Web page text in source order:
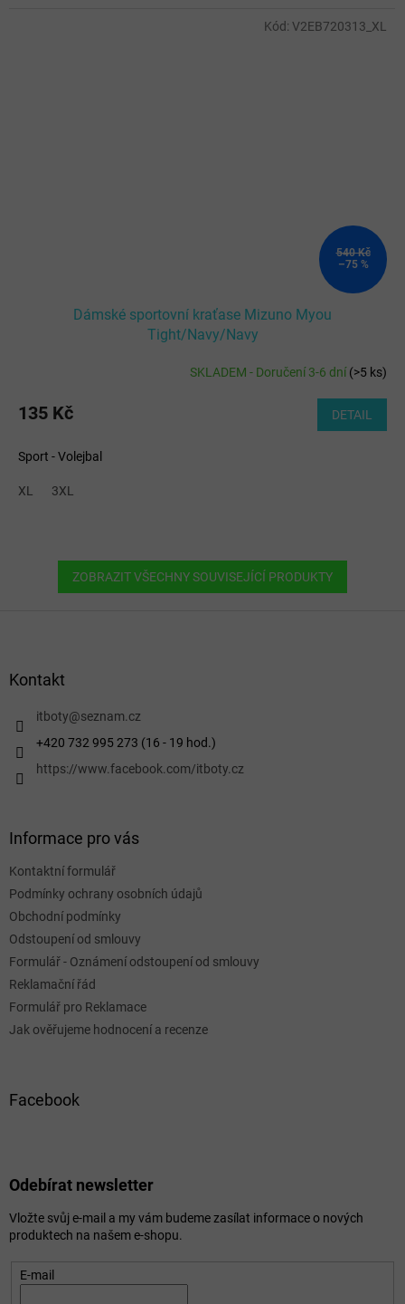
540 Kč
–75 %
Dámské sportovní kraťase Mizuno Myou
Tight/Navy/Navy
SKLADEM - Doručení 3-6 dní(>5 ks)
135 Kč DETAIL
Sport - Volejbal
XL 3XL
Kód: V2EB720313_XL
ZOBRAZIT VŠECHNY SOUVISEJÍCÍ PRODUKTY
Kontakt
itboty@seznam.cz
+420 732 995 273 (16 - 19 hod.)
https://www.facebook.com/itboty.cz
Informace pro vás
Kontaktní formulář
Podmínky ochrany osobních údajů
Obchodní podmínky
Odstoupení od smlouvy
Formulář - Oznámení odstoupení od smlouvy
Reklamační řád
Formulář pro Reklamace
Jak ověřujeme hodnocení a recenze
Facebook
Odebírat newsletter
Vložte svůj e-mail a my vám budeme zasílat informace o nových
produktech na našem e-shopu.
E-mail